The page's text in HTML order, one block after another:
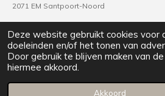
Deze website gebruikt cookies voor
doeleinden en/of het tonen van
Door gebruik te blijven maken van
hiermee akkoord.
Akkoord
2071 EM Santpoort-Noord